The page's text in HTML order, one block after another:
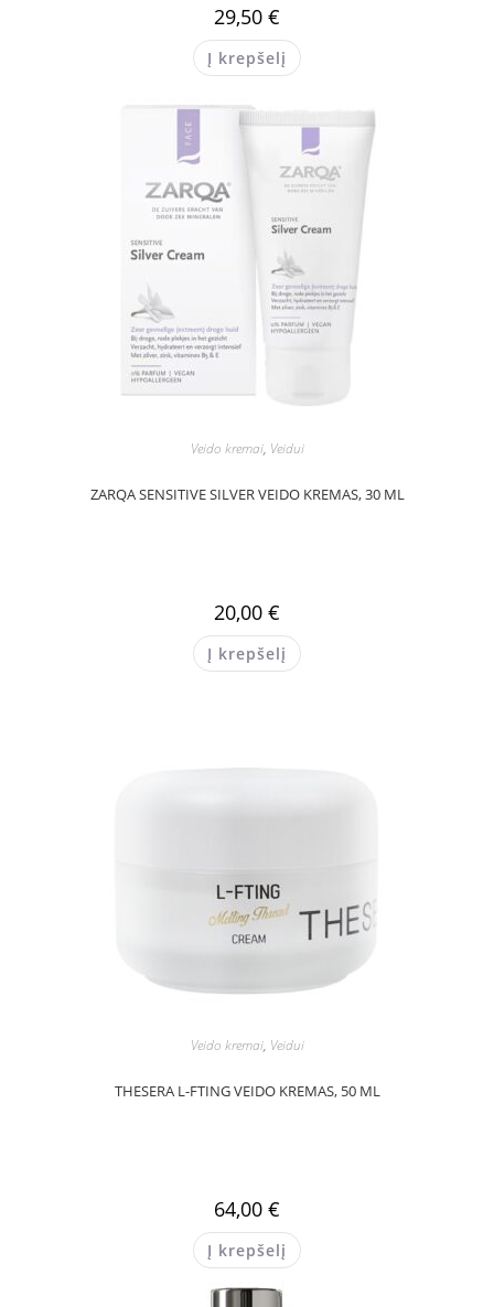
29,50 €
Į krepšelį
Veido kremai, Veidui
ZARQA SENSITIVE SILVER VEIDO KREMAS, 30 ML
20,00 €
Į krepšelį
Veido kremai, Veidui
THESERA L-FTING VEIDO KREMAS, 50 ML
64,00 €
Į krepšelį